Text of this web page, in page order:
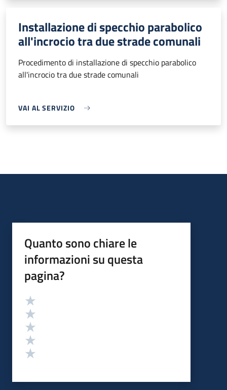
Installazione di specchio parabolico
all'incrocio tra due strade comunali
Procedimento di installazione di specchio parabolico
all'incrocio tra due strade comunali
VAI AL SERVIZIO
Quanto sono chiare le
informazioni su questa
pagina?
Valutazione